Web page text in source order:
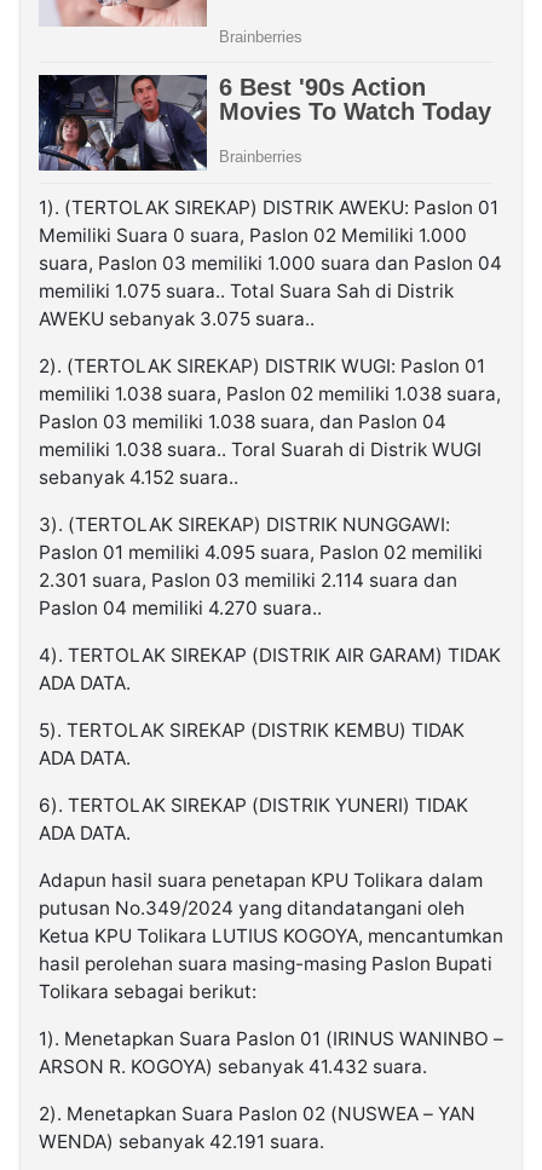
1). (TERTOLAK SIREKAP) DISTRIK AWEKU: Paslon 01
Memiliki Suara 0 suara, Paslon 02 Memiliki 1.000
suara, Paslon 03 memiliki 1.000 suara dan Paslon 04
memiliki 1.075 suara.. Total Suara Sah di Distrik
AWEKU sebanyak 3.075 suara..
2). (TERTOLAK SIREKAP) DISTRIK WUGI: Paslon 01
memiliki 1.038 suara, Paslon 02 memiliki 1.038 suara,
Paslon 03 memiliki 1.038 suara, dan Paslon 04
memiliki 1.038 suara.. Toral Suarah di Distrik WUGI
sebanyak 4.152 suara..
3). (TERTOLAK SIREKAP) DISTRIK NUNGGAWI:
Paslon 01 memiliki 4.095 suara, Paslon 02 memiliki
2.301 suara, Paslon 03 memiliki 2.114 suara dan
Paslon 04 memiliki 4.270 suara..
4). TERTOLAK SIREKAP (DISTRIK AIR GARAM) TIDAK
ADA DATA.
5). TERTOLAK SIREKAP (DISTRIK KEMBU) TIDAK
ADA DATA.
6). TERTOLAK SIREKAP (DISTRIK YUNERI) TIDAK
ADA DATA.
Adapun hasil suara penetapan KPU Tolikara dalam
putusan No.349/2024 yang ditandatangani oleh
Ketua KPU Tolikara LUTIUS KOGOYA, mencantumkan
hasil perolehan suara masing-masing Paslon Bupati
Tolikara sebagai berikut:
1). Menetapkan Suara Paslon 01 (IRINUS WANINBO –
ARSON R. KOGOYA) sebanyak 41.432 suara.
2). Menetapkan Suara Paslon 02 (NUSWEA – YAN
WENDA) sebanyak 42.191 suara.